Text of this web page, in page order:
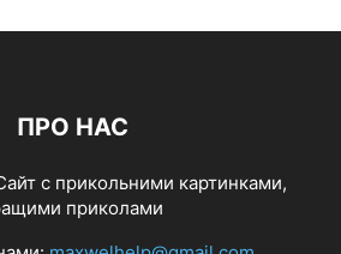
ПРО НАС
с прикольними картинками,
приколами